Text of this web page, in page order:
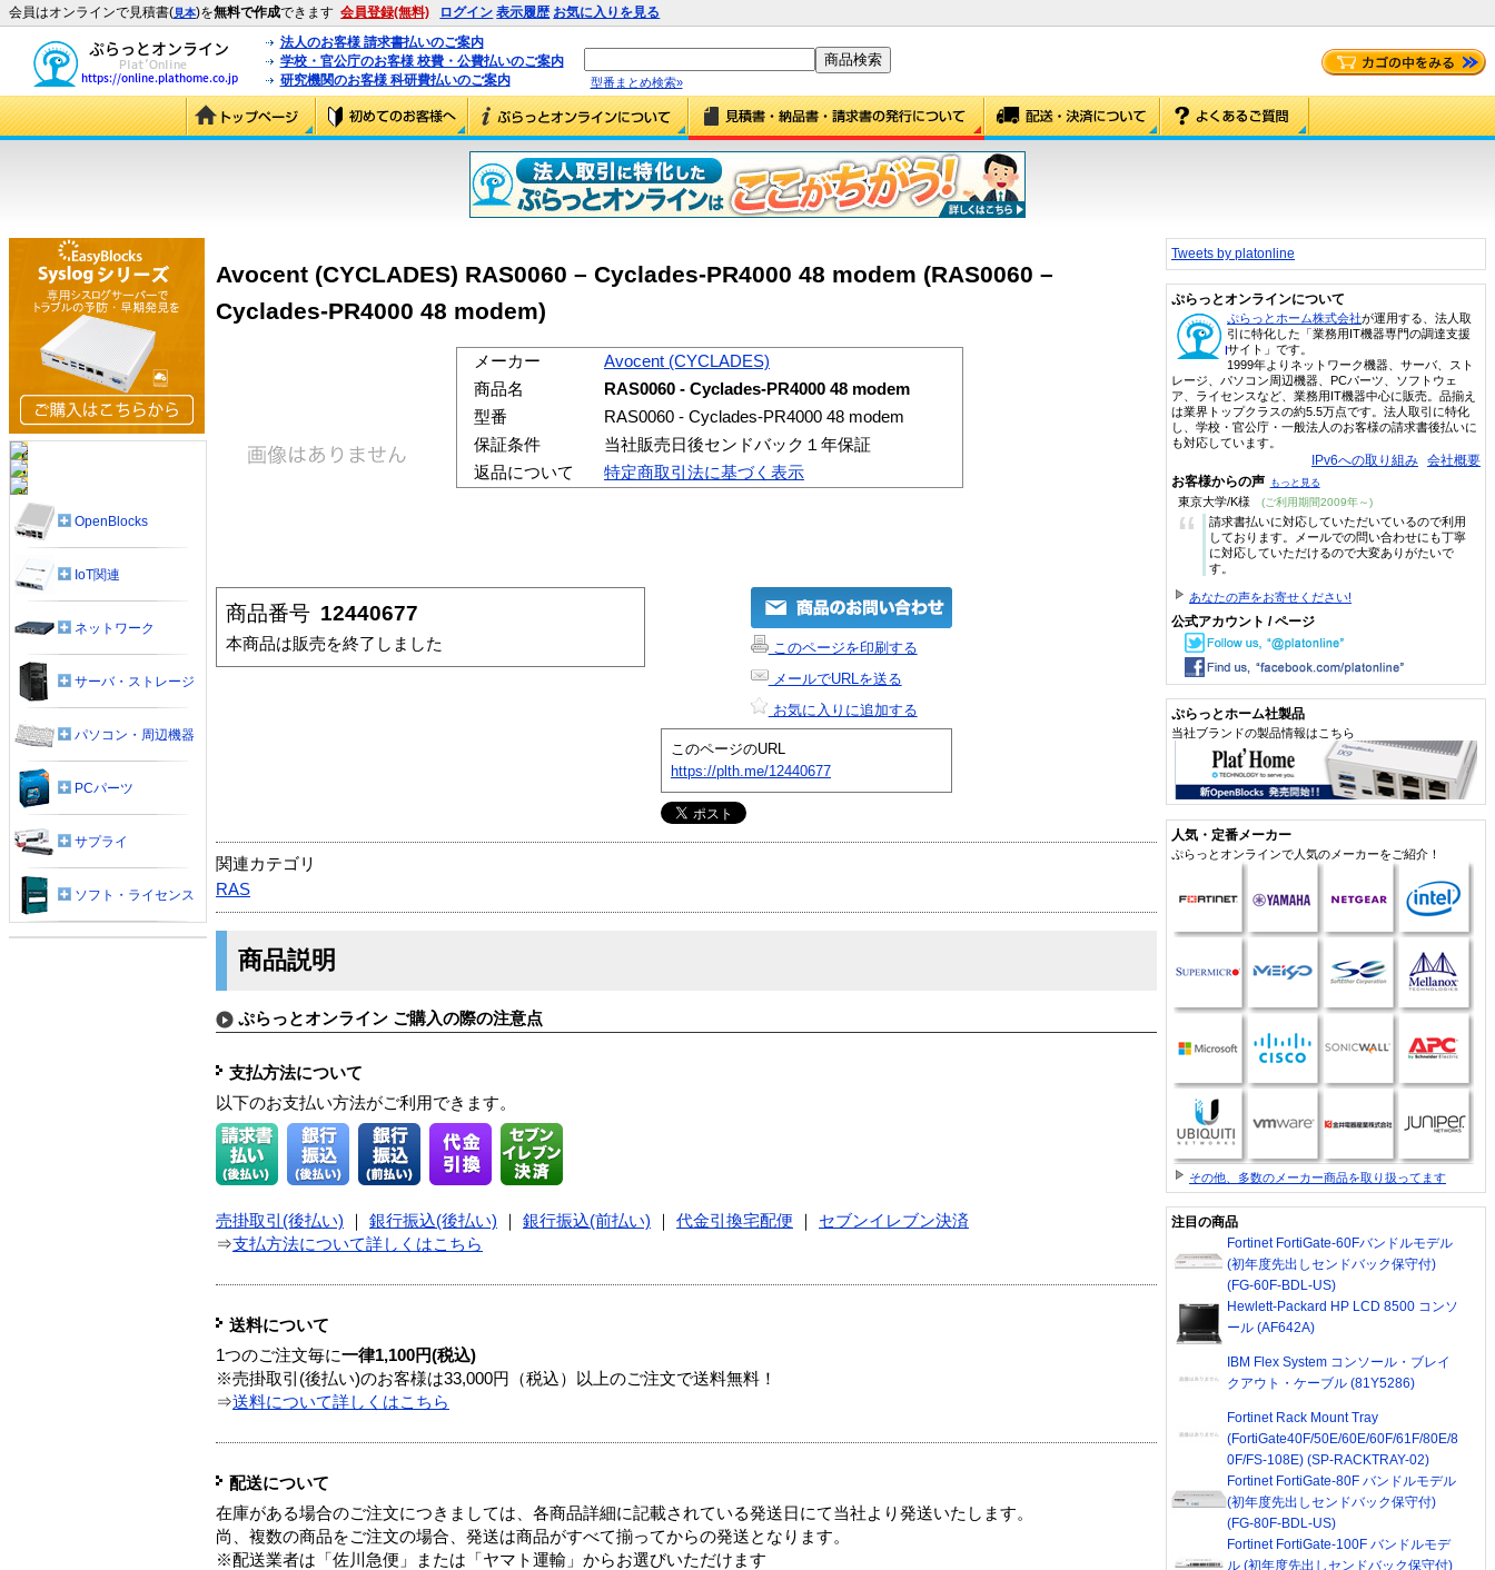
会員はオンラインで見積書(見本)を無料で作成できます 会員登録(無料) ログイン 表示履歴 お気に入りを見る
法人のお客様 請求書払いのご案内
学校・官公庁のお客様 校費・公費払いのご案内
研究機関のお客様 科研費払いのご案内
型番まとめ検索»
Avocent (CYCLADES) RAS0060 – Cyclades-PR4000 48 modem (RAS0060 –
Cyclades-PR4000 48 modem)
メーカー
Avocent (CYCLADES)
商品名
RAS0060 - Cyclades-PR4000 48 modem
型番
RAS0060 - Cyclades-PR4000 48 modem
保証条件
当社販売日後センドバック１年保証
返品について
特定商取引法に基づく表示
商品番号 12440677
本商品は販売を終了しました
このページを印刷する
メールでURLを送る
お気に入りに追加する
このページのURL
https://plth.me/12440677
関連カテゴリ
RAS
商品説明
ぷらっとオンライン ご購入の際の注意点
支払方法について
以下のお支払い方法がご利用できます。
売掛取引(後払い) 銀行振込(後払い) 銀行振込(前払い) 代金引換宅配便
セブンイレブン決済
⇒支払方法について詳しくはこちら
送料について
1つのご注文毎に一律1,100円(税込)
※売掛取引(後払い)のお客様は33,000円（税込）以上のご注文で送料無料！
⇒送料について詳しくはこちら
配送について
在庫がある場合のご注文につきましては、各商品詳細に記載されている発送日にて当社より発送いたします。
尚、複数の商品をご注文の場合、発送は商品がすべて揃ってからの発送となります。
※配送業者は「佐川急便」または「ヤマト運輸」からお選びいただけます
OpenBlocks
IoT関連
ネットワーク
サーバ・ストレージ
パソコン・周辺機器
PCパーツ
サプライ
ソフト・ライセンス
Tweets by platonline
ぷらっとオンラインについて
ぷらっとホーム株式会社が運用する、法人取
引に特化した「業務用IT機器専門の調達支援
サイト」です。
1999年よりネットワーク機器、サーバ、スト
レージ、パソコン周辺機器、PCパーツ、ソフトウェ
ア、ライセンスなど、業務用IT機器中心に販売。品揃え
は業界トップクラスの約5.5万点です。法人取引に特化
し、学校・官公庁・一般法人のお客様の請求書後払いに
も対応しています。
IPv6への取り組み 会社概要
お客様からの声 もっと見る
東京大学/K様 (ご利用期間2009年～)
“
請求書払いに対応していただいているので利用
しております。メールでの問い合わせにも丁寧
に対応していただけるので大変ありがたいで
す。
あなたの声をお寄せください!
公式アカウント / ページ
ぷらっとホーム社製品
当社ブランドの製品情報はこちら
人気・定番メーカー
ぷらっとオンラインで人気のメーカーをご紹介！
その他、多数のメーカー商品を取り扱ってます
注目の商品
Fortinet FortiGate-60Fバンドルモデル
(初年度先出しセンドバック保守付)
(FG-60F-BDL-US)
Hewlett-Packard HP LCD 8500 コンソ
ール (AF642A)
IBM Flex System コンソール・ブレイ
クアウト・ケーブル (81Y5286)
Fortinet Rack Mount Tray
(FortiGate40F/50E/60E/60F/61F/80E/8
0F/FS-108E) (SP-RACKTRAY-02)
Fortinet FortiGate-80F バンドルモデル
(初年度先出しセンドバック保守付)
(FG-80F-BDL-US)
Fortinet FortiGate-100F バンドルモデ
ル (初年度先出しセンドバック保守付)